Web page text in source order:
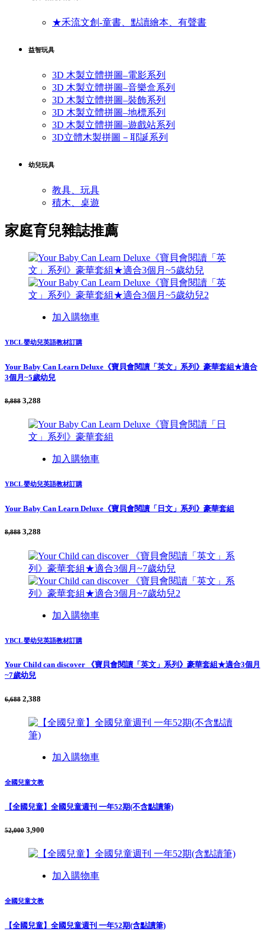
★禾流文創-童書、點讀繪本、有聲書
益智玩具
3D 木製立體拼圖–電影系列
3D 木製立體拼圖–音樂盒系列
3D 木製立體拼圖–裝飾系列
3D 木製立體拼圖–地標系列
3D 木製立體拼圖–遊戲站系列
3D立體木製拼圖－耶誕系列
幼兒玩具
教具、玩具
積木、桌遊
家庭育兒雜誌推薦
加入購物車
YBCL 嬰幼兒英語教材訂購
Your Baby Can Learn Deluxe《寶貝會閱讀「英文」系列》豪華套組★適合
3個月~5歲幼兒
8,888 3,288
加入購物車
YBCL 嬰幼兒英語教材訂購
Your Baby Can Learn Deluxe《寶貝會閱讀「日文」系列》豪華套組
8,888 3,288
加入購物車
YBCL 嬰幼兒英語教材訂購
Your Child can discover 《寶貝會閱讀「英文」系列》豪華套組★適合3個月
~7歲幼兒
6,688 2,388
加入購物車
全國兒童文教
【全國兒童】全國兒童週刊 一年52期(不含點讀筆)
52,000 3,900
加入購物車
全國兒童文教
【全國兒童】全國兒童週刊 一年52期(含點讀筆)